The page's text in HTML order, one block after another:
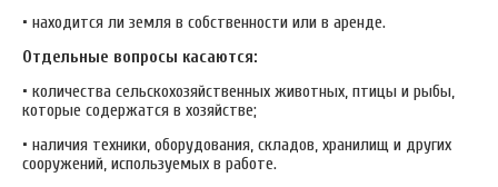
• находится ли земля в собственности или в аренде.
Отдельные вопросы касаются:
• количества сельскохозяйственных животных, птицы и рыбы,
которые содержатся в хозяйстве;
• наличия техники, оборудования, складов, хранилищ и других
сооружений, используемых в работе.